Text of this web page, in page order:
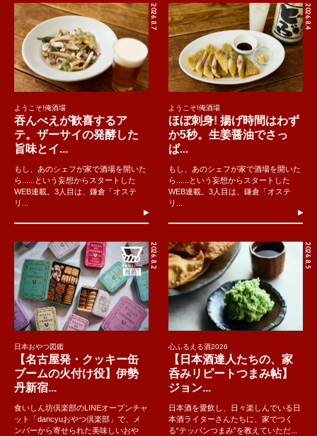
2026.8.7
ようこそ!俺酒場
吞んべえが歓喜するア
テ。ザーサイの発酵した
旨味とイ...
もし、あのシェフが家で酒場を開いた
ら......という妄想からスタートした
WEB連載。3人目は、鎌倉「オステ
リ...
2026.8.4
ようこそ!俺酒場
ほぼ刺身! 揚げ時間はわず
か5秒。生姜醤油でさっ
ぱ...
もし、あのシェフが家で酒場を開いた
ら......という妄想からスタートした
WEB連載。3人目は、鎌倉「オステ
リ...
2026.8.2
日本おやつ図鑑
【名古屋発・クッキー缶
ブームの火付け役】伊勢
丹新宿...
食いしん坊倶楽部のLINEオープンチャ
ット「dancyuおやつ倶楽部」で、メ
ンバーから寄せられた美味しいおや
2026.8.5
心ふるえる酒2026
【日本酒達人たちの、家
呑みリピートつまみ帖】
ジョン...
日本酒を愛飲し、日々楽しんでいる日
本酒ライターさんたちに、家でつく
る“テッパンつまみ”を教えていただ...